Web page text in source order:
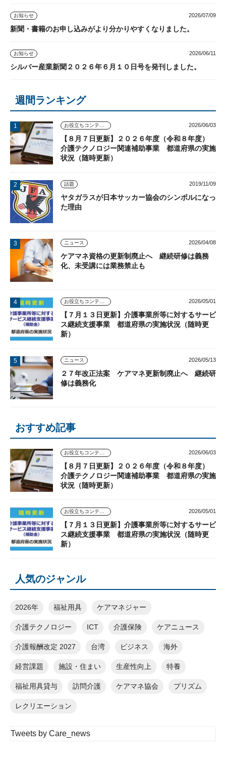
お知らせ 2026/07/09
新聞・書籍のお申し込みがより分かりやすくなりました。
お知らせ 2026/06/11
シルバー産業新聞２０２６年６月１０日号を発刊しました。
週間ランキング
2026/06/03
【８月７日更新】２０２６年度（令和８年度）
介護テクノロジー関連補助事業 都道府県の実施
状況（随時更新）
話題 2019/11/09
ヤタガラスが日本サッカー協会のシンボルになっ
た理由
ニュース 2026/04/08
ケアマネ資格の更新制廃止へ 継続研修は義務
化、未受講には業務禁止も
2026/05/01
【７月１３日更新】介護事業所等に対するサービ
ス継続支援事業 都道府県の実施状況（随時更
新）
ニュース 2026/05/13
２７年改正法案 ケアマネ更新制廃止へ 継続研
修は義務化
おすすめ記事
2026/06/03
【８月７日更新】２０２６年度（令和８年度）
介護テクノロジー関連補助事業 都道府県の実施
状況（随時更新）
2026/05/01
【７月１３日更新】介護事業所等に対するサービ
ス継続支援事業 都道府県の実施状況（随時更
新）
人気のジャンル
2026年 福祉用具 ケアマネジャー
介護テクノロジー ICT 介護保険 ケアニュース
介護報酬改定 2027 台湾 ビジネス 海外
経営課題 施設・住まい 生産性向上 特養
福祉用具貸与 訪問介護 ケアマネ協会 プリズム
レクリエーション
Tweets by Care_news